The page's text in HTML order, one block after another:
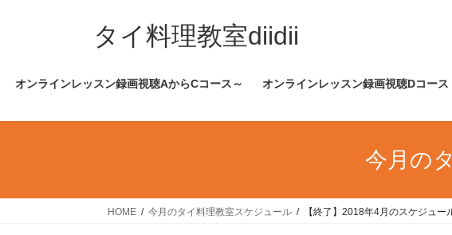
ス
ン
タイ料理教室diidii
オンラインレッスン録画視聴AからCコース～ オンラインレッスン録画視聴Dコース
今月の
HOME 今月のタイ料理教室スケジュール 【終了】2018年4月のスケジュー